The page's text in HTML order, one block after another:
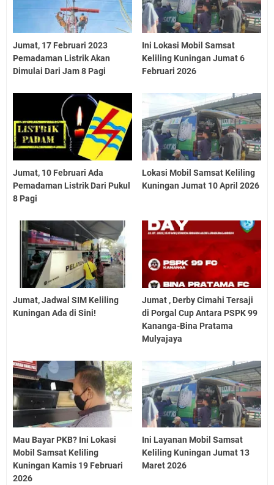
Jumat, 17 Februari 2023
Pemadaman Listrik Akan
Dimulai Dari Jam 8 Pagi
Ini Lokasi Mobil Samsat
Keliling Kuningan Jumat 6
Februari 2026
Jumat, 10 Februari Ada
Pemadaman Listrik Dari Pukul
8 Pagi
Lokasi Mobil Samsat Keliling
Kuningan Jumat 10 April 2026
Jumat, Jadwal SIM Keliling
Kuningan Ada di Sini!
Jumat , Derby Cimahi Tersaji
di Porgal Cup Antara PSPK 99
Kananga-Bina Pratama
Mulyajaya
Mau Bayar PKB? Ini Lokasi
Mobil Samsat Keliling
Kuningan Kamis 19 Februari
2026
Ini Layanan Mobil Samsat
Keliling Kuningan Jumat 13
Maret 2026